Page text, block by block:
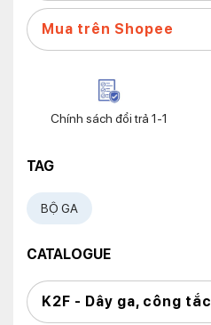
Mua trên Shopee
Chính sách đổi trả 1-1
TAG
BỘ GA
CATALOGUE
K2F - Dây ga, công tắc